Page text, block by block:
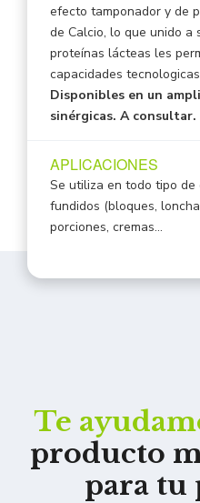
efecto tamponador y de
de Calcio, lo que unido a
proteínas lácteas les
capacidades
Disponibles en un
sinérgicas. A consultar.
APLICACIONES
Se utiliza en todo tipo de
fundidos (bloques,
porciones, cremas…
Te
producto
para tu